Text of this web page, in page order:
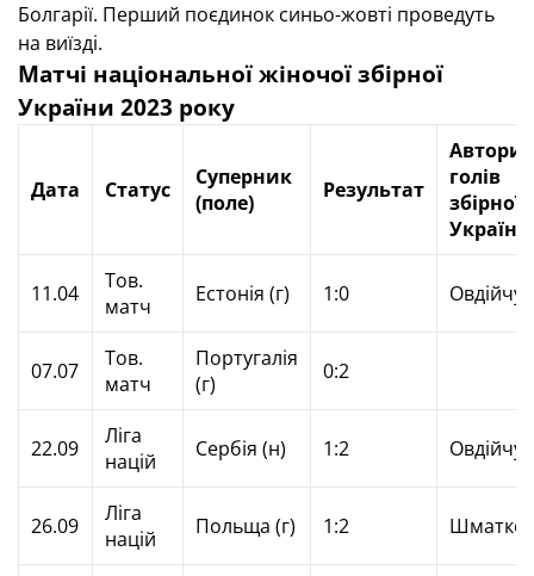
Болгарії. Перший поєдинок синьо-жовті проведуть
на виїзді.
Матчі національної жіночої збірної
України 2023 року
Дата Статус
Суперник
(поле)
Результат
Автори
голів
збірної
України
11.04
Тов.
матч
Естонія (г) 1:0 Овдійчук
07.07
Тов.
матч
Португалія
(г)
0:2
22.09
Ліга
націй
Сербія (н) 1:2 Овдійчук
26.09
Ліга
націй
Польща (г) 1:2 Шматко